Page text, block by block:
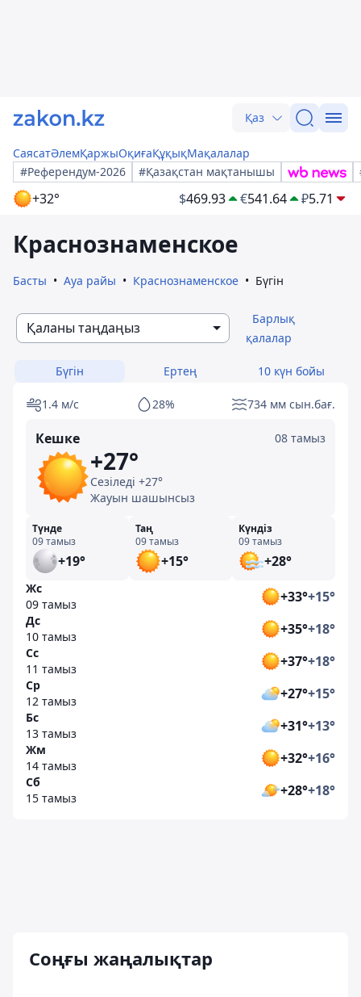
Қаз
СаясатӘлемҚаржыОқиғаҚұқықМақалалар
#Референдум-2026
#Қазақстан мақтанышы
+32° $469.93 €541.64 ₽5.71
Краснознаменское
Басты Ауа райы Краснознаменское Бүгін
Қаланы таңдаңыз
Барлық
қалалар
Бүгін Ертең 10 күн бойы
1.4 м/с 28% 734 мм сын.бағ.
Кешке 08 тамыз
+27°
Сезіледі +27°
Жауын шашынсыз
Түнде
09 тамыз
+19°
Таң
09 тамыз
+15°
Күндіз
09 тамыз
+28°
Жс
09 тамыз
+33°+15°
Дс
10 тамыз
+35°+18°
Сс
11 тамыз
+37°+18°
Ср
12 тамыз
+27°+15°
Бс
13 тамыз
+31°+13°
Жм
14 тамыз
+32°+16°
Сб
15 тамыз
+28°+18°
Соңғы жаңалықтар